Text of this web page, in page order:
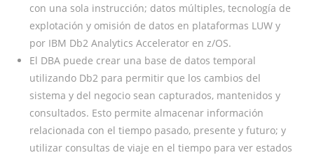
con una sola instrucción; datos múltiples, tecnología de
explotación y omisión de datos en plataformas LUW y
por IBM Db2 Analytics Accelerator en z/OS.
El DBA puede crear una base de datos temporal
utilizando Db2 para permitir que los cambios del
sistema y del negocio sean capturados, mantenidos y
consultados. Esto permite almacenar información
relacionada con el tiempo pasado, presente y futuro; y
utilizar consultas de viaje en el tiempo para ver estados